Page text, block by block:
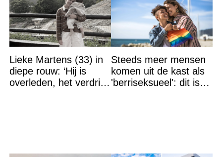
Lieke Martens (33) in
diepe rouw: ‘Hij is
overleden, het verdriet
Steeds meer mensen
komen uit de kast als
'berriseksueel': dit is